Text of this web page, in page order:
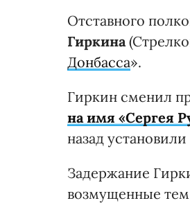
Отставного
Гиркина
Донбасса».
Гиркин сменил
на имя «Сергея
назад
Задержание
возмущенные